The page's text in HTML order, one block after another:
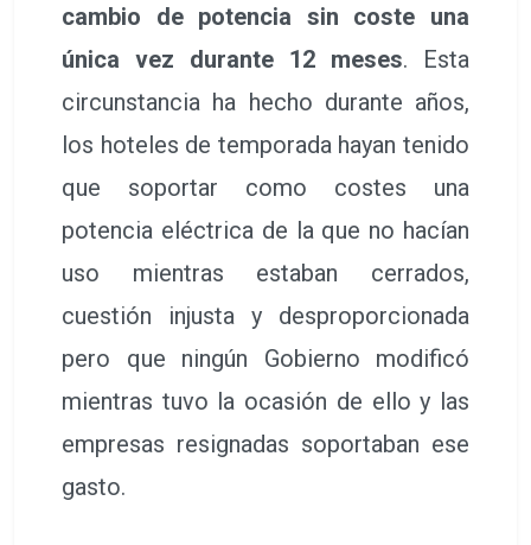
cambio de potencia sin coste una
única vez durante 12 meses. Esta
circunstancia ha hecho durante años,
los hoteles de temporada hayan tenido
que soportar como costes una
potencia eléctrica de la que no hacían
uso mientras estaban cerrados,
cuestión injusta y desproporcionada
pero que ningún Gobierno modificó
mientras tuvo la ocasión de ello y las
empresas resignadas soportaban ese
gasto.